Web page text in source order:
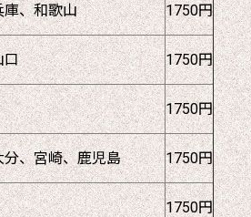
、和歌山 1750円
口 1750円
1750円
、宮崎、鹿児島 1750円
1750円